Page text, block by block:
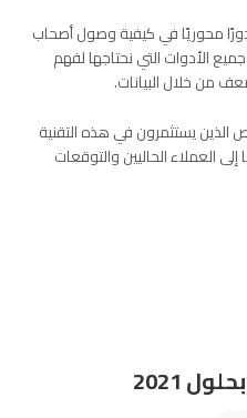
الضخمة دورًا محوريًا في كيفية وصول أصحاب
الأدوات التي نحتاجها لفهم
من خلال البيانات.
الذين يستثمرون في هذه التقنية
العملاء الحاليين والتوقعات
2021